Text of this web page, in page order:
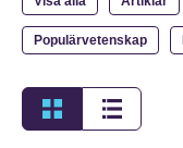
Populärvetenskap